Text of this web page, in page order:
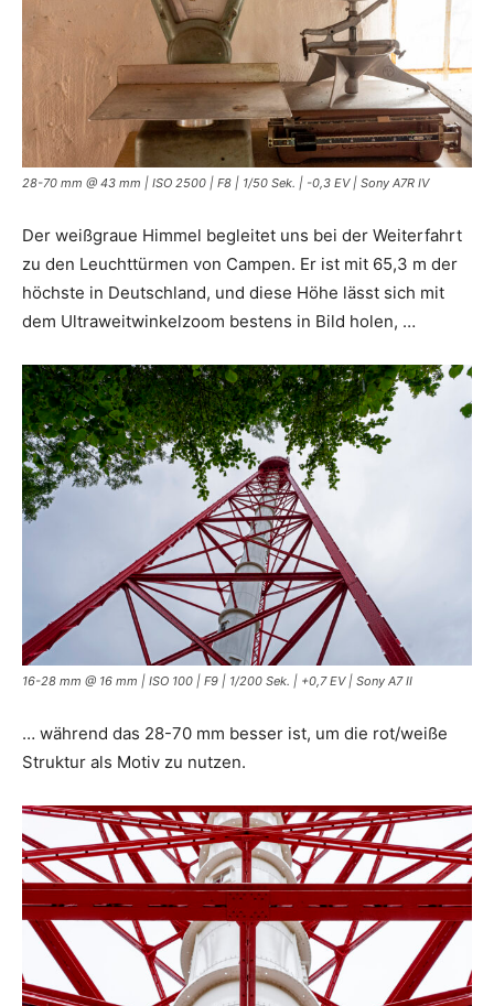
28-70 mm @ 43 mm | ISO 2500 | F8 | 1/50 Sek. | -0,3 EV | Sony A7R IV
Der weißgraue Himmel begleitet uns bei der Weiterfahrt
zu den Leuchttürmen von Campen. Er ist mit 65,3 m der
höchste in Deutschland, und diese Höhe lässt sich mit
dem Ultraweitwinkelzoom bestens in Bild holen, …
16-28 mm @ 16 mm | ISO 100 | F9 | 1/200 Sek. | +0,7 EV | Sony A7 II
… während das 28-70 mm besser ist, um die rot/weiße
Struktur als Motiv zu nutzen.